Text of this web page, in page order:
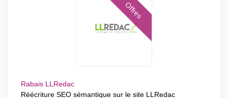
Offres
Rabais LLRedac
Réécriture SEO sémantique sur le site LLRedac